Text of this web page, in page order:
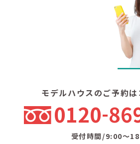
モデルハウスのご予約は
0120
受付時間/9:00〜